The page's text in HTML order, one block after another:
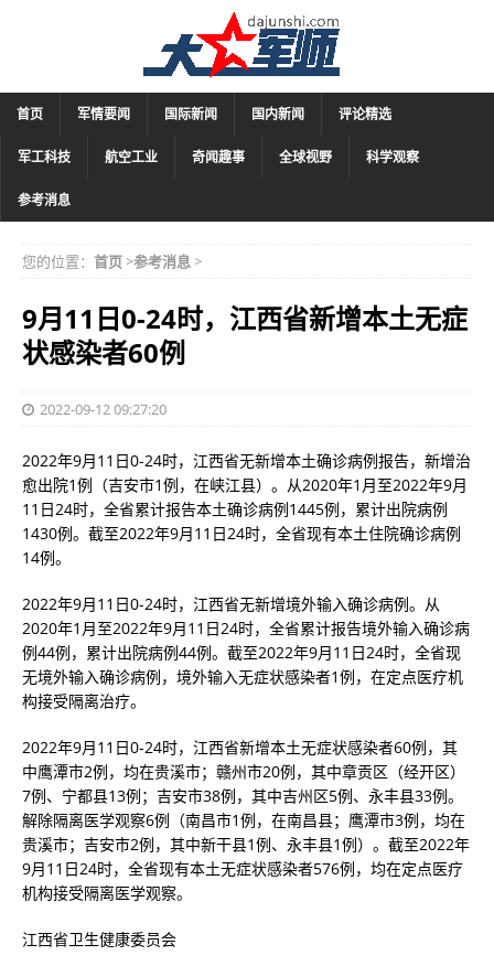
首页 军情要闻 国际新闻 国内新闻 评论精选
军工科技 航空工业 奇闻趣事 全球视野 科学观察
参考消息
您的位置： 首页>参考消息>
9月11日0-24时，江西省新增本土无症
状感染者60例
2022-09-12 09:27:20
2022年9月11日0-24时，江西省无新增本土确诊病例报告，新增治
愈出院1例（吉安市1例，在峡江县）。从2020年1月至2022年9月
11日24时，全省累计报告本土确诊病例1445例，累计出院病例
1430例。截至2022年9月11日24时，全省现有本土住院确诊病例
14例。
2022年9月11日0-24时，江西省无新增境外输入确诊病例。从
2020年1月至2022年9月11日24时，全省累计报告境外输入确诊病
例44例，累计出院病例44例。截至2022年9月11日24时，全省现
无境外输入确诊病例，境外输入无症状感染者1例，在定点医疗机
构接受隔离治疗。
2022年9月11日0-24时，江西省新增本土无症状感染者60例，其
中鹰潭市2例，均在贵溪市；赣州市20例，其中章贡区（经开区）
7例、宁都县13例；吉安市38例，其中吉州区5例、永丰县33例。
解除隔离医学观察6例（南昌市1例，在南昌县；鹰潭市3例，均在
贵溪市；吉安市2例，其中新干县1例、永丰县1例）。截至2022年
9月11日24时，全省现有本土无症状感染者576例，均在定点医疗
机构接受隔离医学观察。
江西省卫生健康委员会